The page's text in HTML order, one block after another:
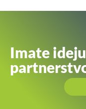
Imate